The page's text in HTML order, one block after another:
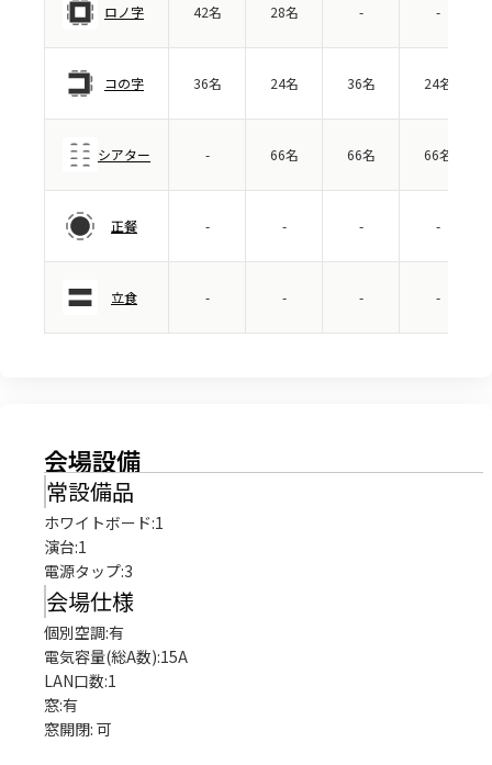
ロノ字 42名 28名 - -
コの字 36名 24名 36名 24名
シアター - 66名 66名 66名
正餐 - - - -
立食 - - - -
会場設備
常設備品
ホワイトボード:1
演台:1
電源タップ:3
会場仕様
個別空調:有
電気容量(総A数):15A
LAN口数:1
窓:有
窓開閉: 可